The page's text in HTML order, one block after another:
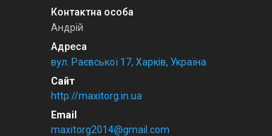
Андрій
вул. Раєвської 17, Харків, Україна
http://maxitorg.in.ua
maxitorg2014@gmail.com